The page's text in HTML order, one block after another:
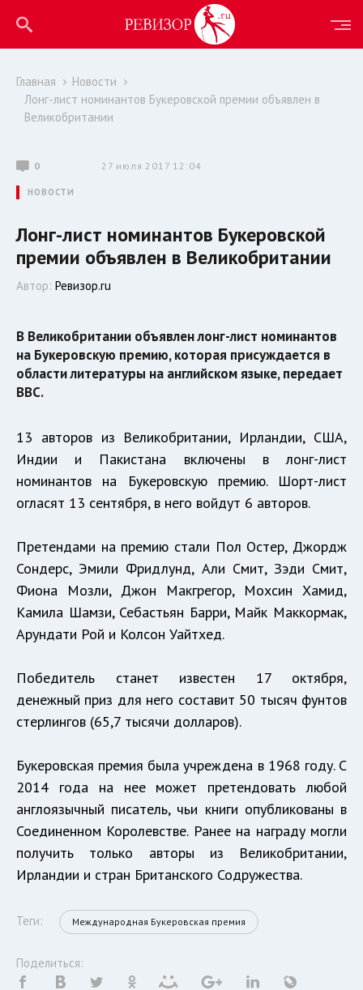
Главная
Новости
Лонг-лист номинантов Букеровской премии объявлен в
Великобритании
0 27 июля 2017 12:04
НОВОСТИ
Лонг-лист номинантов Букеровской
премии объявлен в Великобритании
Автор: Ревизор.ru
В Великобритании объявлен лонг-лист номинантов
на Букеровскую премию, которая присуждается в
области литературы на английском языке, передает
BBC.
13 авторов из Великобритании, Ирландии, США,
Индии и Пакистана включены в лонг-лист
номинантов на Букеровскую премию. Шорт-лист
огласят 13 сентября, в него войдут 6 авторов.
Претендами на премию стали Пол Остер, Джордж
Сондерс, Эмили Фридлунд, Али Смит, Зэди Смит,
Фиона Мозли, Джон Макгрегор, Мохсин Хамид,
Камила Шамзи, Себастьян Барри, Майк Маккормак,
Арундати Рой и Колсон Уайтхед.
Победитель станет известен 17 октября,
денежный приз для него составит 50 тысяч фунтов
стерлингов (65,7 тысячи долларов).
Букеровская премия была учреждена в 1968 году. С
2014 года на нее может претендовать любой
англоязычный писатель, чьи книги опубликованы в
Соединенном Королевстве. Ранее на награду могли
получить только авторы из Великобритании,
Ирландии и стран Британского Содружества.
Теги: Международная Букеровская премия
Поделиться: